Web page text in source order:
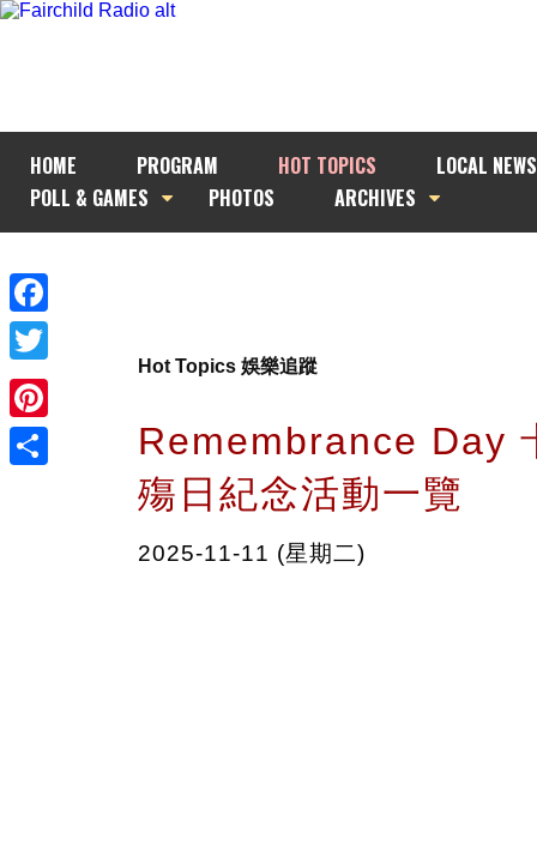
HOME PROGRAM HOT TOPICS
LOCAL NEWS
POLL & GAMES
PHOTOS ARCHIVES
Facebook
Twitter
Pinterest
Hot Topics 娛樂追蹤
Remembrance Day
殤日紀念活動一覽
2025-11-11 (星期二)